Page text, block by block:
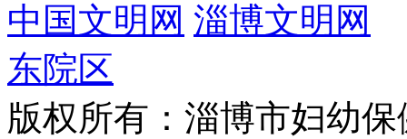
中国文明网 淄博文明网
东院区
版权所有：淄博市妇幼